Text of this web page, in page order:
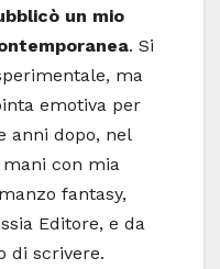
un mio
. Si
ma
emotiva per
anni dopo, nel
con mia
fantasy,
Editore, e da
di scrivere.